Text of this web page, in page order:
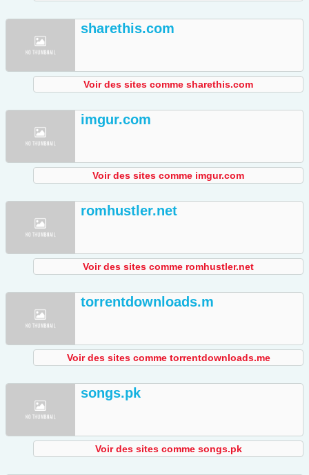
sharethis.com
Voir des sites comme sharethis.com
imgur.com
Voir des sites comme imgur.com
romhustler.net
Voir des sites comme romhustler.net
torrentdownloads.m
Voir des sites comme torrentdownloads.me
songs.pk
Voir des sites comme songs.pk